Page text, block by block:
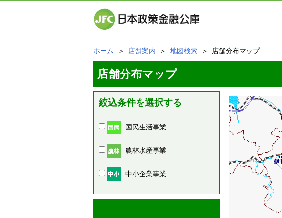
ホーム ＞ 店舗案内 ＞ 地図検索 ＞ 店舗分布マップ
店舗分布マップ
絞込条件を選択する
国民生活事業
農林水産事業
中小企業事業